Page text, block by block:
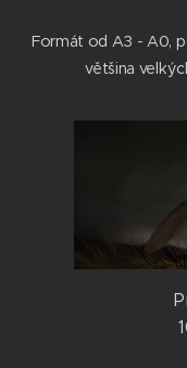
Formát od A3 - A0,
většina